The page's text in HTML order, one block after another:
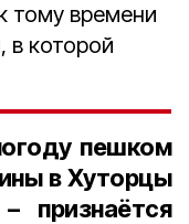
тому времени
в которой
пешком
в Хуторцы
признаётся